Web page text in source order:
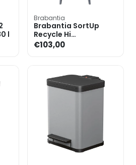
l
Brabantia
Brabantia SortUp
Recycle Hi
afvalemmer 20+25L
€103,00